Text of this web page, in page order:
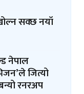
सक्छ नयाँ
नेपाल
जित्यो
रनरअप